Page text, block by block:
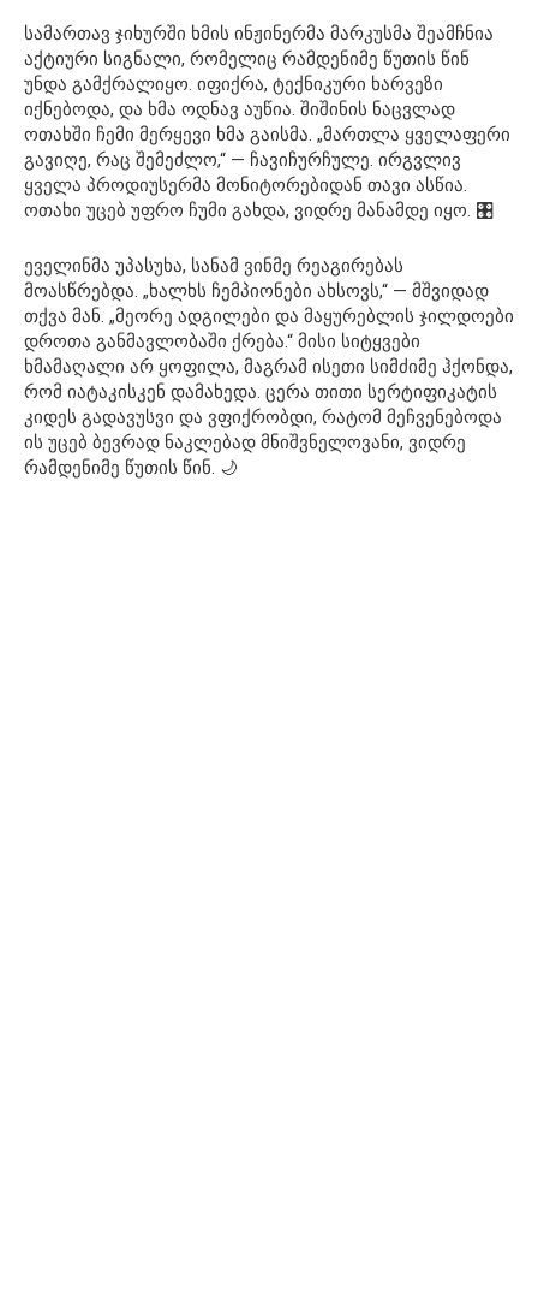
სამართავ ჯიხურში ხმის ინჟინერმა მარკუსმა შეამჩნია
აქტიური სიგნალი, რომელიც რამდენიმე წუთის წინ
უნდა გამქრალიყო. იფიქრა, ტექნიკური ხარვეზი
იქნებოდა, და ხმა ოდნავ აუწია. შიშინის ნაცვლად
ოთახში ჩემი მერყევი ხმა გაისმა. „მართლა ყველაფერი
გავიღე, რაც შემეძლო,“ — ჩავიჩურჩულე. ირგვლივ
ყველა პროდიუსერმა მონიტორებიდან თავი ასწია.
ოთახი უცებ უფრო ჩუმი გახდა, ვიდრე მანამდე იყო. 🎛️
ეველინმა უპასუხა, სანამ ვინმე რეაგირებას
მოასწრებდა. „ხალხს ჩემპიონები ახსოვს,“ — მშვიდად
თქვა მან. „მეორე ადგილები და მაყურებლის ჯილდოები
დროთა განმავლობაში ქრება.“ მისი სიტყვები
ხმამაღალი არ ყოფილა, მაგრამ ისეთი სიმძიმე ჰქონდა,
რომ იატაკისკენ დამახედა. ცერა თითი სერტიფიკატის
კიდეს გადავუსვი და ვფიქრობდი, რატომ მეჩვენებოდა
ის უცებ ბევრად ნაკლებად მნიშვნელოვანი, ვიდრე
რამდენიმე წუთის წინ. 🌙